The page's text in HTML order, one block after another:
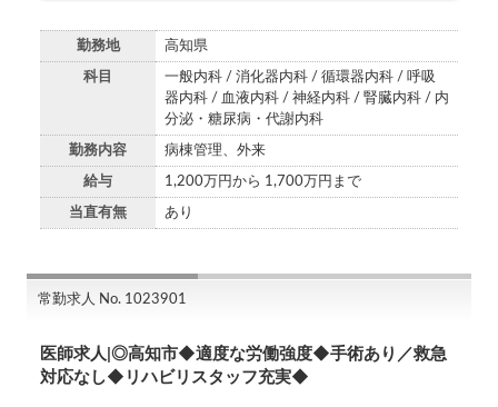
勤務地 高知県
科目
一般内科 / 消化器内科 / 循環器内科 / 呼吸
器内科 / 血液内科 / 神経内科 / 腎臓内科 / 内
分泌・糖尿病・代謝内科
勤務内容 病棟管理、外来
給与 1,200万円から 1,700万円まで
当直有無 あり
常勤求人 No. 1023901
医師求人|◎高知市◆適度な労働強度◆手術あり／救急
対応なし◆リハビリスタッフ充実◆